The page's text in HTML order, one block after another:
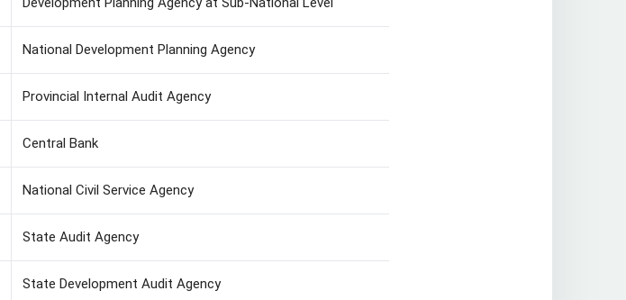
National Development Planning Agency
Provincial Internal Audit Agency
Central Bank
National Civil Service Agency
State Audit Agency
State Development Audit Agency